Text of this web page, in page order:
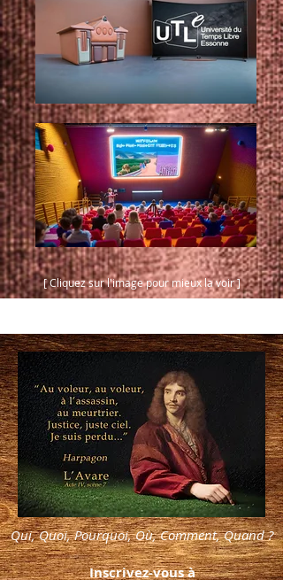
[ Cliquez sur l'image pour mieux la voir ]
Qui, Quoi, Pourquoi, Où, Comment, Quand ?
Inscrivez-vous à